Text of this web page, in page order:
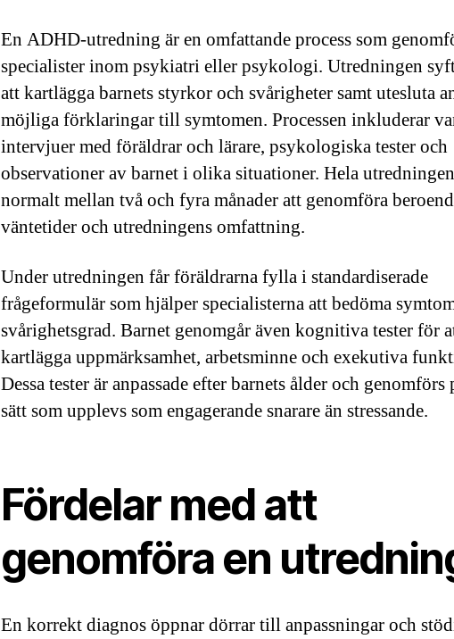
En ADHD-utredning är en omfattande process som
specialister inom psykiatri eller psykologi. Utredningen
att kartlägga barnets styrkor och svårigheter samt utesluta
möjliga förklaringar till symtomen. Processen inkluderar
intervjuer med föräldrar och lärare, psykologiska tester och
observationer av barnet i olika situationer. Hela
normalt mellan två och fyra månader att genomföra
väntetider och utredningens omfattning.
Under utredningen får föräldrarna fylla i standardiserade
frågeformulär som hjälper specialisterna att bedöma
svårighetsgrad. Barnet genomgår även kognitiva tester för
kartlägga uppmärksamhet, arbetsminne och exekutiva
Dessa tester är anpassade efter barnets ålder och genomförs
sätt som upplevs som engagerande snarare än stressande.
Fördelar med att
genomföra en
En korrekt diagnos öppnar dörrar till anpassningar och